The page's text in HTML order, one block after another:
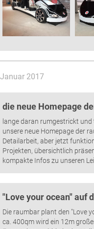
Januar 2017
die neue Homepage
lange daran rumgestrickt
unsere neue Homepage der
Detailarbeit, aber jetzt
Projekten, übersichtlich
kompakte Infos zu unseren
"Love your ocean" auf
Die raumbar plant den "Love
ca. 400qm wird ein 12m